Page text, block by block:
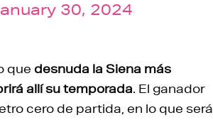
30, 2024
que desnuda la Siena más
allí su temporada. El ganador
cero de partida, en lo que será